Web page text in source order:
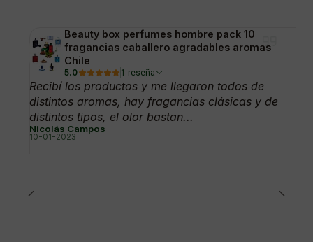
Beauty box perfumes hombre pack 10
fragancias caballero agradables aromas
Chile
5.0 1 reseña
Recibí los productos y me llegaron todos de
distintos aromas, hay fragancias clásicas y de
distintos tipos, el olor bastan...
Nicolás Campos
10-01-2023